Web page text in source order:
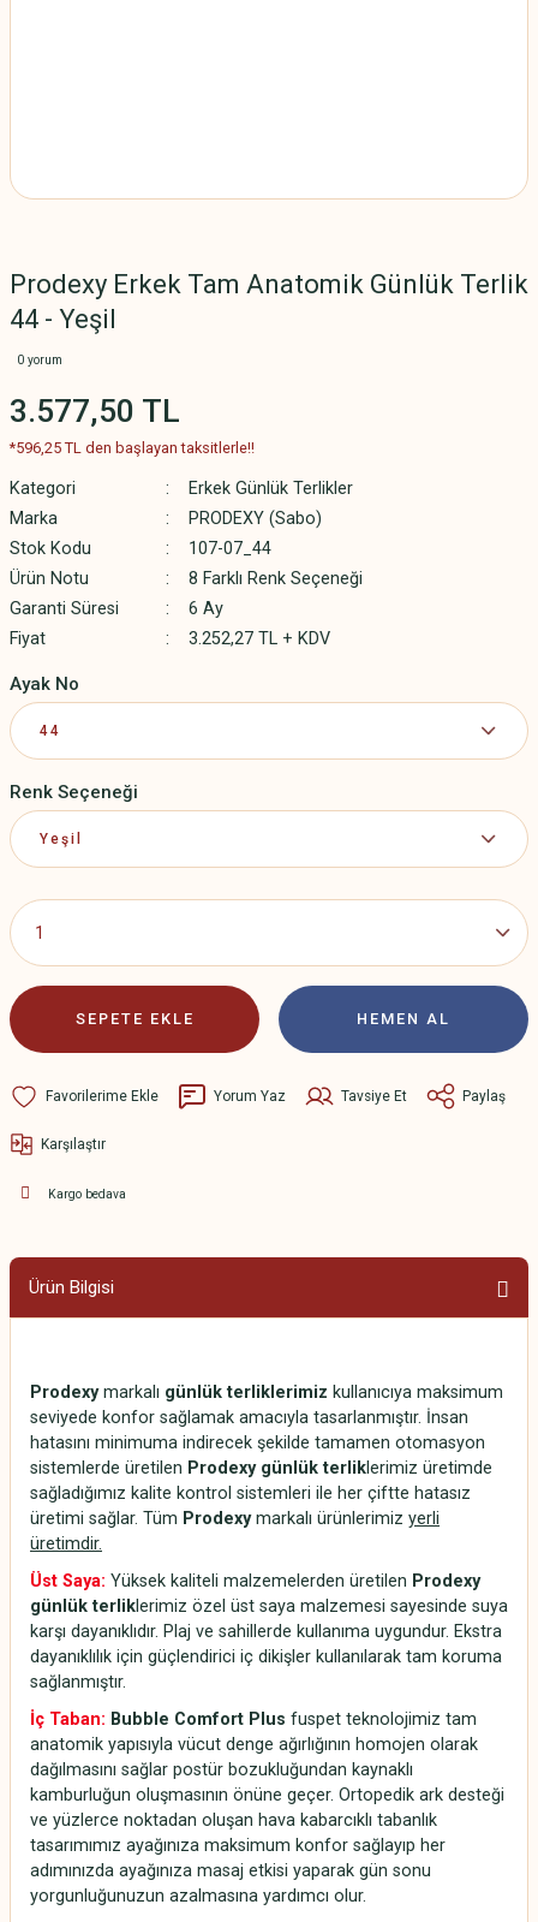
Prodexy Erkek Tam Anatomik Günlük Terlik
44 - Yeşil
0 yorum
3.577,50 TL
*596,25 TL den başlayan taksitlerle!!
Kategori
Erkek Günlük Terlikler
Marka
PRODEXY (Sabo)
Stok Kodu
107-07_44
Ürün Notu
8 Farklı Renk Seçeneği
Garanti Süresi
6 Ay
Fiyat
3.252,27 TL + KDV
Ayak No
Renk Seçeneği
SEPETE EKLE HEMEN AL
Yorum Yaz Tavsiye Et Paylaş
Karşılaştır
Kargo bedava
Ürün Bilgisi
Prodexymarkalı günlük terliklerimiz kullanıcıya maksimum
seviyede konfor sağlamak amacıyla tasarlanmıştır. İnsan
hatasını minimuma indirecek şekilde tamamen otomasyon
sistemlerde üretilen Prodexy günlük terliklerimiz üretimde
sağladığımız kalite kontrol sistemleri ile her çiftte hatasız
üretimi sağlar. Tüm Prodexymarkalı ürünlerimiz yerli
üretimdir.
Üst Saya: Yüksek kaliteli malzemelerden üretilen Prodexy
günlük terliklerimiz özel üst saya malzemesi sayesinde suya
karşı dayanıklıdır. Plaj ve sahillerde kullanıma uygundur. Ekstra
dayanıklılık için güçlendirici iç dikişler kullanılarak tam koruma
sağlanmıştır.
İç Taban: Bubble Comfort Plus fuspet teknolojimiz tam
anatomik yapısıyla vücut denge ağırlığının homojen olarak
dağılmasını sağlar postür bozukluğundan kaynaklı
kamburluğun oluşmasının önüne geçer. Ortopedik ark desteği
ve yüzlerce noktadan oluşan hava kabarcıklı tabanlık
tasarımımız ayağınıza maksimum konfor sağlayıp her
adımınızda ayağınıza masaj etkisi yaparak gün sonu
yorgunluğunuzun azalmasına yardımcı olur.